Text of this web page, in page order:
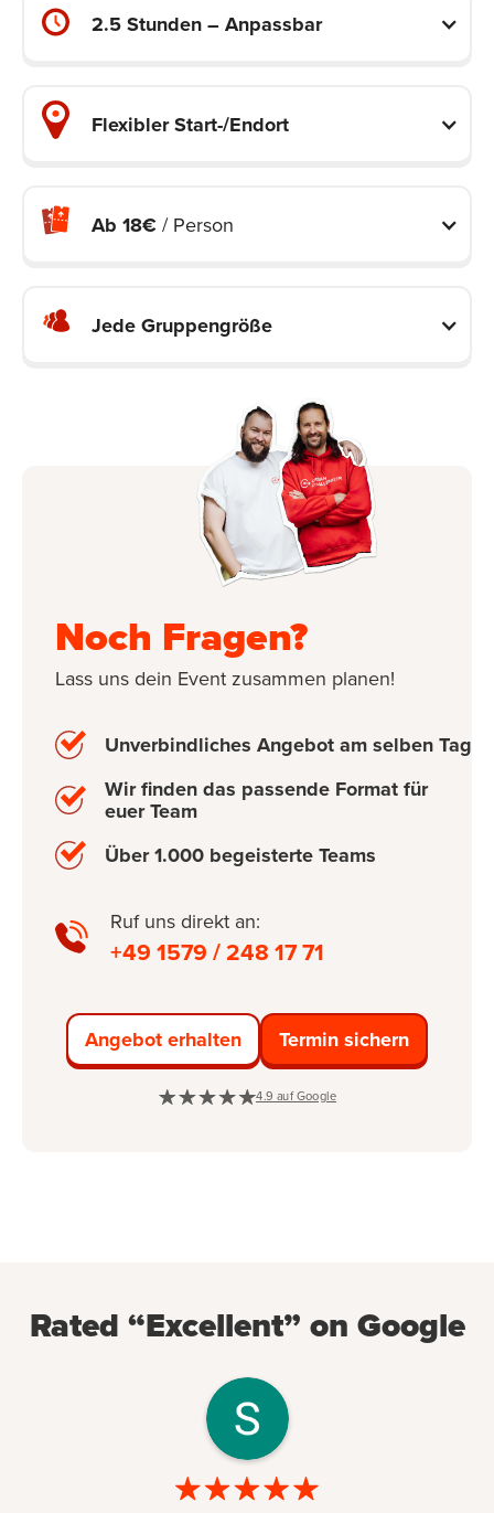
2.5 Stunden – Anpassbar
Flexibler Start-/Endort
Ab 18€/ Person
Jede Gruppengröße
Noch Fragen?
Lass uns dein Event zusammen planen!
Unverbindliches Angebot am selben Tag
Wir finden das passende Format für
euer Team
Über 1.000 begeisterte Teams
Ruf uns direkt an:
+49 1579 /2481771
Angebot erhalten Termin sichern
4.9 auf Google
Rated “Excellent” on Google